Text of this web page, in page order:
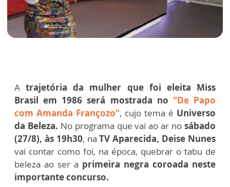
Atrajetória da mulher que foi eleita Miss
Brasil em 1986 será mostrada no "De Papo
com Amanda Françozo", cujo tema é Universo
da Beleza. No programa que vai ao ar nosábado
(27/8), às 19h30, naTV Aparecida, Deise Nunes
vai contar como foi, na época, quebrar o tabu de
beleza ao ser a primeira negra coroada neste
importante concurso.